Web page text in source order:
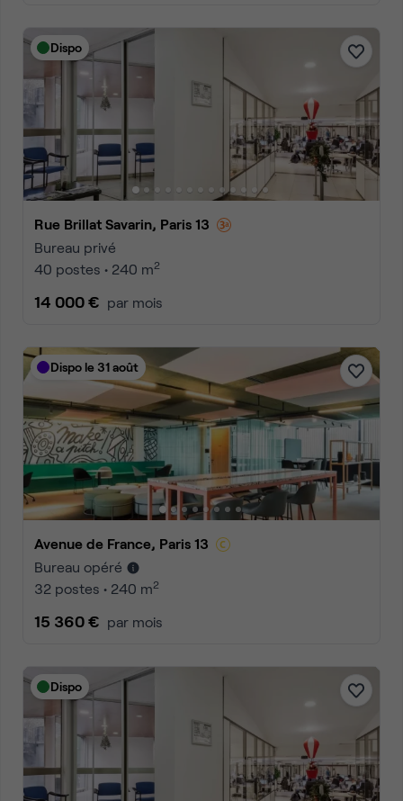
Dispo
Rue Brillat Savarin, Paris 13
Bureau privé
40 postes • 240 m2
14 000 € par mois
Dispo le 31 août
Avenue de France, Paris 13
Bureau opéré
32 postes • 240 m2
15 360 € par mois
Dispo